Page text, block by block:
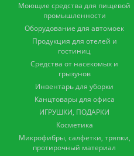
Моющие средства для пищевой
промышленности
Оборудование для автомоек
Продукция для отелей и
гостиниц
Средства от насекомых и
грызунов
Инвентарь для уборки
Канцтовары для офиса
ИГРУШКИ, ПОДАРКИ
Косметика
Микрофибры, салфетки, тряпки,
протирочный материал